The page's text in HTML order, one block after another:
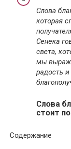
Слова
которая
Сенека
света,
мы
радость
Слова
стоит
Содержание